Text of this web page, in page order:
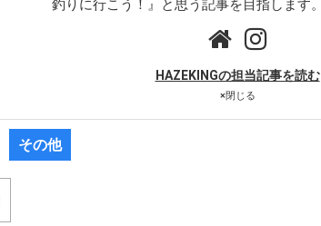
釣りに行こう！』と思う記事を目指します。
HAZEKINGの担当記事を読む
×閉じる
その他